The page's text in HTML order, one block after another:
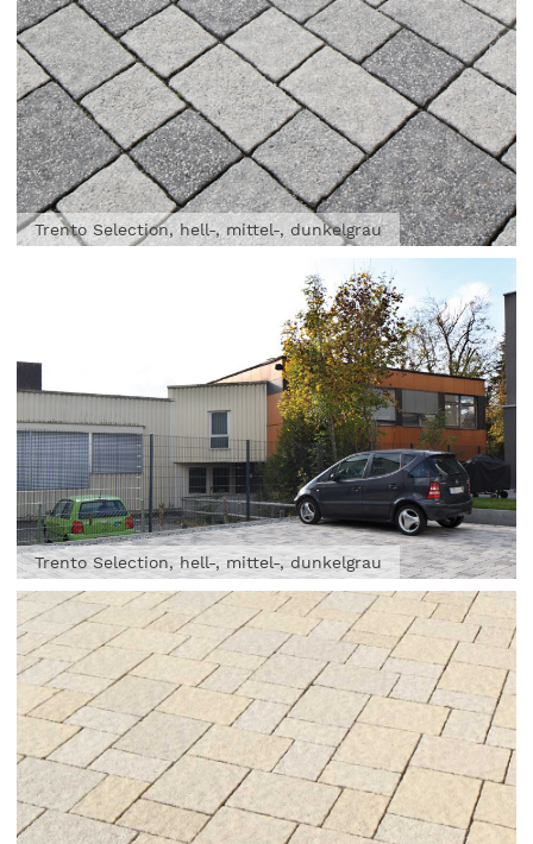
Trento Selection, hell-, mittel-, dunkelgrau
Trento Selection, hell-, mittel-, dunkelgrau